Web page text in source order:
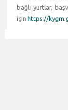
bağlı yurtlar,
için https://